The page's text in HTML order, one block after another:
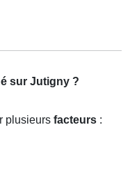
sur Jutigny ?
plusieurs facteurs :